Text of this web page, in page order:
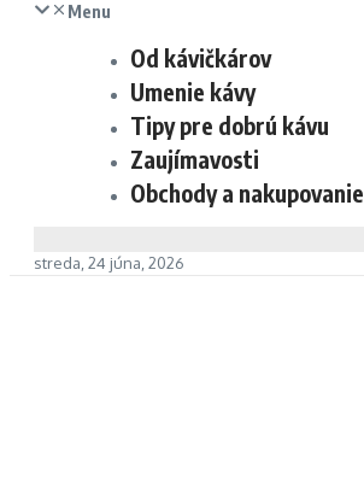
Menu
Od kávičkárov
Umenie kávy
Tipy pre dobrú kávu
Zaujímavosti
Obchody a nakupovanie
streda, 24 júna, 2026